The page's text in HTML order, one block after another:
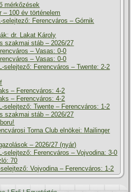
mérkőzések
– 100 év történelem
selejtező: Ferencváros – Górnik
dr. Lakat Károly
szakmai stáb – 2026/27
– Vasas: 0-0
– Vasas: 0-0
selejtező: Ferencváros – Twente: 2-2
– Ferencváros: 4-2
– Ferencváros: 4-2
selejtező: Twente – Ferencváros: 1-2
szakmai stáb – 2026/27
Torna Club elnökei: Mailinger
– 2026/27 (nyár)
selejtező: Ferencváros – Vojvodina: 3-0
70
Vojvodina – Ferencváros: 1-2